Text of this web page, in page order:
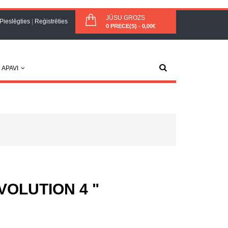
JŪSU GROZS
0 PRECE(S) - 0,00€
Pieslēgties Reģistrēties
APAVI
4 "